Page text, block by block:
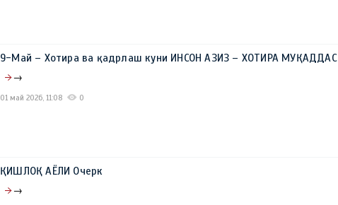
9-Май – Хотира ва қадрлаш куни ИНСОН АЗИЗ – ХОТИРА МУҚАДДАС
→
01 май 2026, 11:08 0
ҚИШЛОҚ АЁЛИ Очерк
→